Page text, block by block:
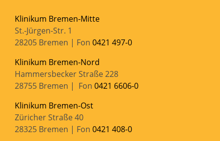
Klinikum Bremen-Mitte
St.-Jürgen-Str. 1
28205 Bremen | Fon 0421 497-0
Klinikum Bremen-Nord
Hammersbecker Straße 228
28755 Bremen | Fon 0421 6606-0
Klinikum Bremen-Ost
Züricher Straße 40
28325 Bremen | Fon 0421 408-0